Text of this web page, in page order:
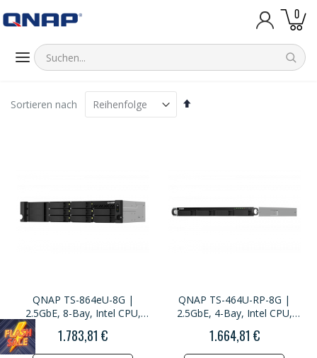
0
Sortieren nach
Absteigend
QNAP TS-864eU-8G |
2.5GbE, 8-Bay, Intel CPU,
8GB RAM, PCIe Slot, 2U
short-depth Rackmount
1.783,81 €
QNAP TS-464U-RP-8G |
2.5GbE, 4-Bay, Intel CPU,
Redundant Power, 1U
Rackmount
1.664,81 €